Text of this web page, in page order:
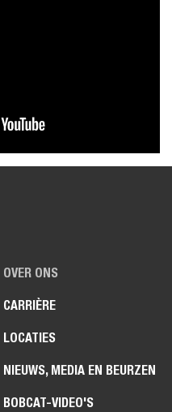
OVER ONS
CARRIÈRE
LOCATIES
NIEUWS, MEDIA EN BEURZEN
BOBCAT-VIDEO'S